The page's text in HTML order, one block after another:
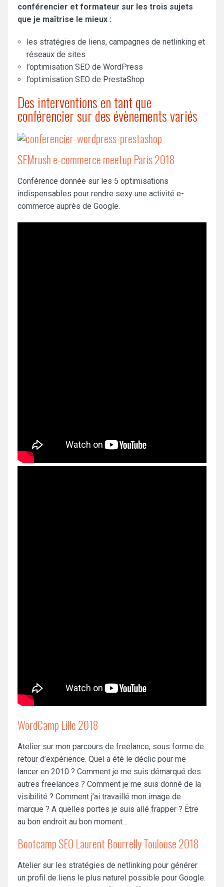
conférencier et formateur sur les trois sujets
que je maîtrise le mieux :
les stratégies de liens, campagnes de netlinking et
réseaux de sites
l’optimisation SEO de WordPress
l’optimisation SEO de PrestaShop
Des interventions en tant que
conférencier sur des évènements variés
SEMrush e-commerce meetup Paris 2018
Conférence donnée sur les 5 optimisations
indispensables pour rendre sexy une activité e-
commerce auprès de Google.
WordCamp Lille 2018
Atelier sur mon parcours de freelance, sous forme de
retour d’expérience. Quel a été le déclic pour me
lancer en 2010 ? Comment je me suis démarqué des
autres freelances ? Comment je me suis donné de la
visibilité ? Comment j’ai travaillé mon image de
marque ? A quelles portes je suis allé frapper ? Être
au bon endroit au bon moment…
Bootcamp SEO Laurent Bourrelly Toulouse 2018
Atelier sur les stratégies de netlinking pour générer
un profil de liens le plus naturel possible pour Google.